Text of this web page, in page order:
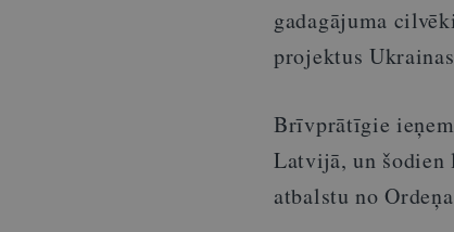
gadagājuma
projektus
Brīvprātīgie
Latvijā, un
atbalstu no